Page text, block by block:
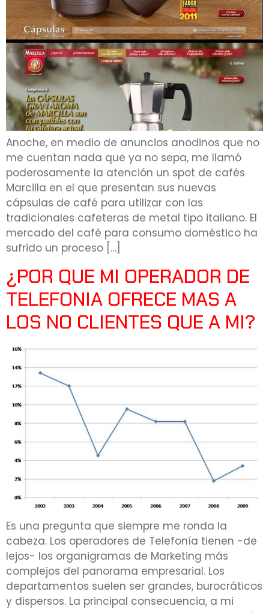
Anoche, en medio de anuncios anodinos que no
me cuentan nada que ya no sepa, me llamó
poderosamente la atención un spot de cafés
Marcilla en el que presentan sus nuevas
cápsulas de café para utilizar con las
tradicionales cafeteras de metal tipo italiano. El
mercado del café para consumo doméstico ha
sufrido un proceso […]
¿POR QUE MI OPERADOR DE
TELEFONIA OFRECE MAS A
LOS NO CLIENTES QUE A MI?
Es una pregunta que siempre me ronda la
cabeza. Los operadores de Telefonía tienen -de
lejos- los organigramas de Marketing más
complejos del panorama empresarial. Los
departamentos suelen ser grandes, burocráticos
y dispersos. La principal consecuencia, a mi